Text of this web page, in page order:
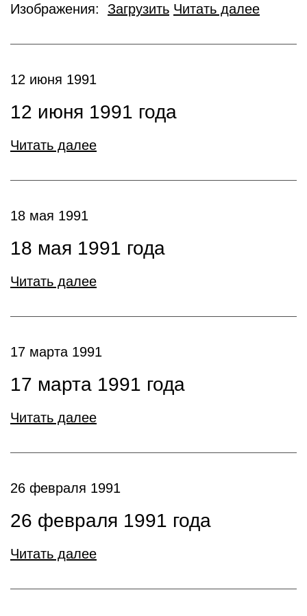
Изображения: Загрузить Читать далее
12 июня 1991
12 июня 1991 года
Читать далее
18 мая 1991
18 мая 1991 года
Читать далее
17 марта 1991
17 марта 1991 года
Читать далее
26 февраля 1991
26 февраля 1991 года
Читать далее